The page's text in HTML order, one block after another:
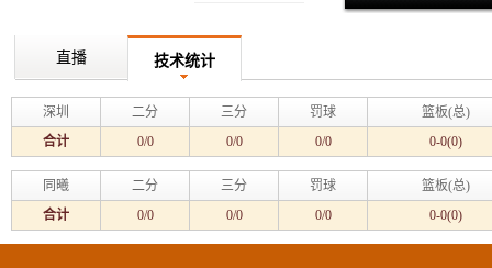
直播 技术统计
深圳 二分 三分 罚球
篮板(总)
合计
0/0 0/0 0/0 0-0(0)
同曦 二分 三分 罚球
篮板(总)
合计
0/0 0/0 0/0 0-0(0)